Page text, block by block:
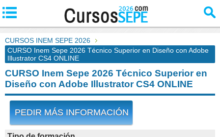
CURSOS INEM SEPE 2026
CURSO Inem Sepe 2026 Técnico Superior en Diseño con Adobe
Illustrator CS4 ONLINE
CURSO Inem Sepe 2026 Técnico Superior en
Diseño con Adobe Illustrator CS4 ONLINE
PEDIR MÁS INFORMACIÓN